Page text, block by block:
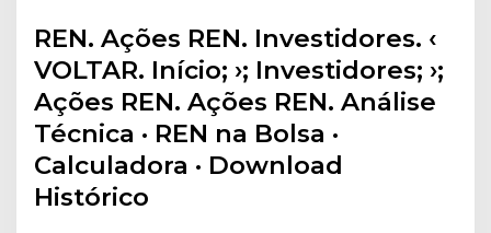
REN. Ações REN. Investidores. ‹
VOLTAR. Início; ›; Investidores; ›;
Ações REN. Ações REN. Análise
Técnica · REN na Bolsa ·
Calculadora · Download
Histórico